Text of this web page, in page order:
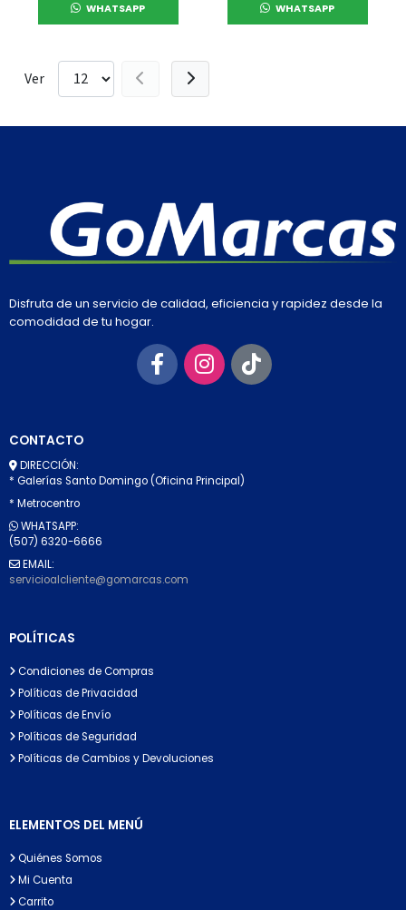
WHATSAPP WHATSAPP
Ver
Disfruta de un servicio de calidad, eficiencia y rapidez desde la
comodidad de tu hogar.
CONTACTO
DIRECCIÓN:
* Galerías Santo Domingo (Oficina Principal)
* Metrocentro
WHATSAPP:
(507) 6320-6666
EMAIL:
servicioalcliente@gomarcas.com
POLÍTICAS
Condiciones de Compras
Políticas de Privacidad
Políticas de Envío
Políticas de Seguridad
Políticas de Cambios y Devoluciones
ELEMENTOS DEL MENÚ
Quiénes Somos
Mi Cuenta
Carrito